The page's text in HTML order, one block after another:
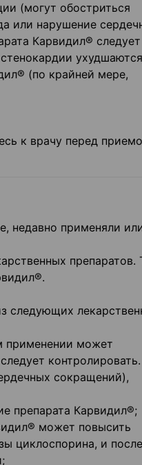
(могут обостриться
или нарушение
Карвидил® следует
(по крайней мере,
к врачу перед
недавно применяли
препаратов.
следующих
применении может
контролировать.
сокращений),
препарата Карвидил®;
может повысить
циклоспорина, и